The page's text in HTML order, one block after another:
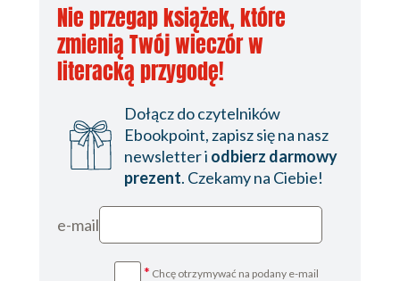
Nie przegap książek, które
zmienią Twój wieczór w
literacką przygodę!
Dołącz do czytelników
Ebookpoint, zapisz się na nasz
newsletter i odbierz darmowy
prezent. Czekamy na Ciebie!
e-mail
* Chcę otrzymywać na podany e-mail